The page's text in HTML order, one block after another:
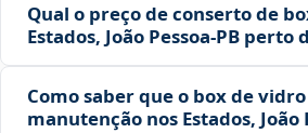
Qual o preço de conserto de
Estados, João Pessoa‑PB perto
Como saber que o box de
manutenção nos Estados, João